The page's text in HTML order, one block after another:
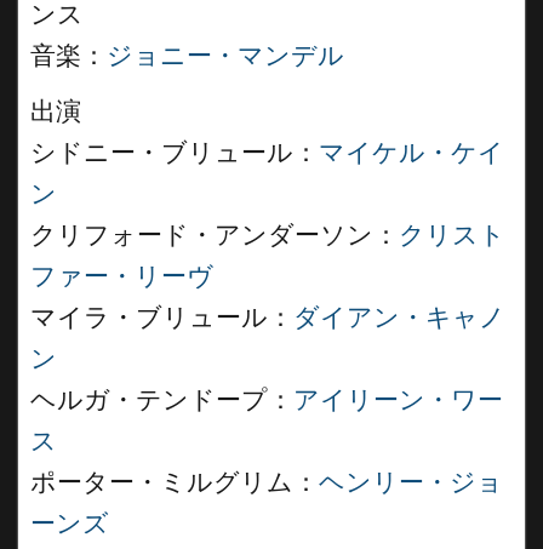
ンス
音楽： ジョニー・マンデル
出演
シドニー・ブリュール： マイケル・ケイ
ン
クリフォード・アンダーソン： クリスト
ファー・リーヴ
マイラ・ブリュール： ダイアン・キャノ
ン
ヘルガ・テンドープ： アイリーン・ワー
ス
ポーター・ミルグリム： ヘンリー・ジョ
ーンズ